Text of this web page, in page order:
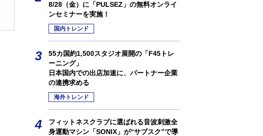
8/28（金）に「PULSEZ」の無料オンライ
ンセミナーを実施！
国内トレンド
55カ国約1,500スタジオ展開の「F45トレ
ーニング」
日本国内での出店加速に、パートナー企業
の連携求める
海外トレンド
フィットネスクラブに選ばれる音波刺激全
身運動マシン「SONIX」が“サブスク”で導